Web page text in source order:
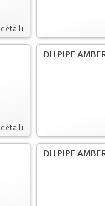
détail+
détail+
DH PIPE
DH PIPE